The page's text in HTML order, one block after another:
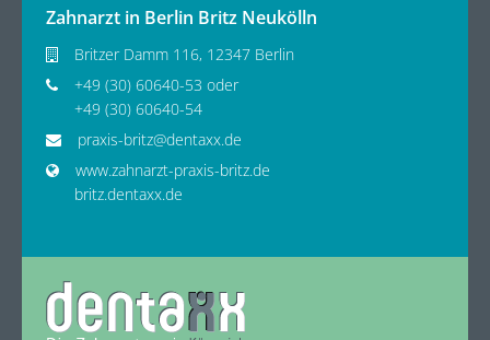
Zahnarzt in Berlin Britz Neukölln
Britzer Damm 116, 12347 Berlin
+49 (30) 60640-53 oder
+49 (30) 60640-54
praxis-britz@dentaxx.de
www.zahnarzt-praxis-britz.de
britz.dentaxx.de